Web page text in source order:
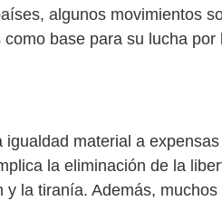
algunos movimientos
base para su lucha por
material a
la eliminación de la
la tiranía. Además,